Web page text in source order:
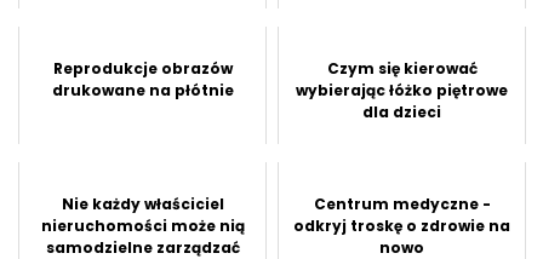
Reprodukcje obrazów
drukowane na płótnie
Czym się kierować
wybierając łóżko piętrowe
dla dzieci
Nie każdy właściciel
nieruchomości może nią
samodzielne zarządzać
Centrum medyczne -
odkryj troskę o zdrowie na
nowo